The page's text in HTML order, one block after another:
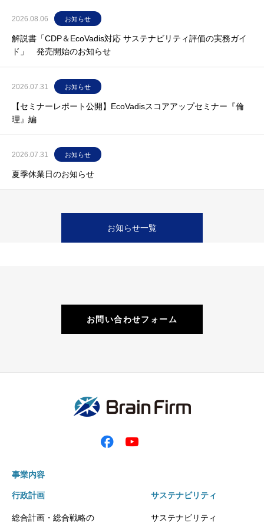
2026.08.06 お知らせ
解説書「CDP＆EcoVadis対応 サステナビリティ評価の実務ガイ
ド」 発売開始のお知らせ
2026.07.31 お知らせ
【セミナーレポート公開】EcoVadisスコアアップセミナー『倫
理』編
2026.07.31 お知らせ
夏季休業日のお知らせ
お知らせ一覧
お問い合わせフォーム
事業内容
行政計画
総合計画・総合戦略の
サステナビリティ
サステナビリティ